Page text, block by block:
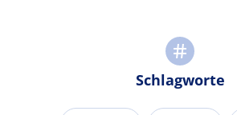
Schlagworte